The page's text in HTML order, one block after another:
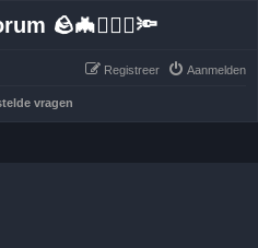
🪨🦇🚶🏻‍♂️🔦
Aanmelden
Registreer
vragen